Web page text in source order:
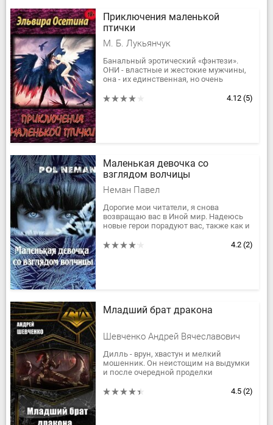
Приключения маленькой
птички
М. Б. Лукьянчук
Банальный эротический «фэнтези».
ОНИ - властные и жестокие мужчины,
она - их единственная, но очень
совместные приключения)) Ах да, и
4.12 (5)
Маленькая девочка со
взглядом волчицы
Неман Павел
Дорогие мои читатели, я снова
возвращаю вас в Иной мир. Надеюсь
новые герои порадуют вас, также как и
шестьдесят лет после...
4.2 (2)
Младший брат дракона
Шевченко Андрей Вячеславович
Дилль - врун, хвастун и мелкий
мошенник. Он неистощим на выдумки
и после очередной проделки
всеобщей известности есть и
4.5 (2)